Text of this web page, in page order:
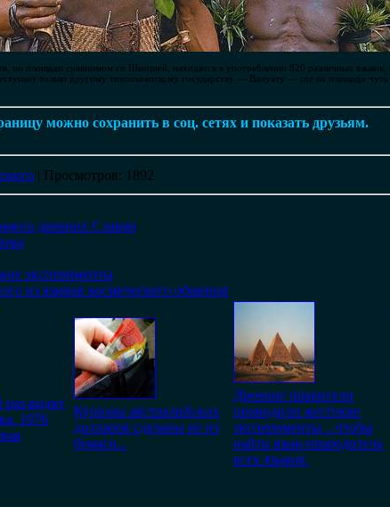
по площади сравнимом со Швецией, находятся в употреблении 820 различных языков,
только другому тихоокеанскому государству — Вануату — где на площади
можно сохранить в соц. сетях и показать друзьям.
| Просмотров: 1892
древних Славян
эксперименты
из языков космического общения
видит
1976
Купюры австралийских
долларов сделаны не из
бумаги...
Древние правители
проводили жестокие
эксперименты ...чтобы
найти язык-прародитель
всех языков.